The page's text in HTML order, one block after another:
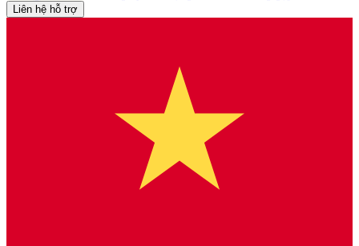
Liên hệ hỗ trợ